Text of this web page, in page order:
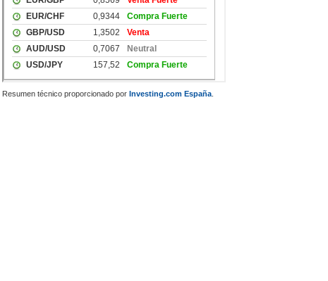
Resumen técnico proporcionado por Investing.com España